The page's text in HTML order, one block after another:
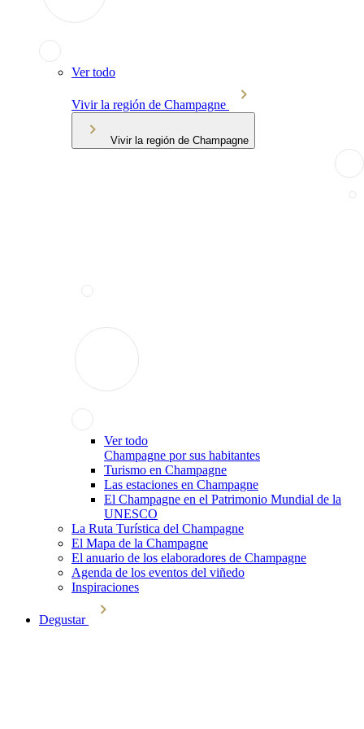
Ver todo
Vivir la región de Champagne
Vivir la región de Champagne
Ver todo
Champagne por sus habitantes
Turismo en Champagne
Las estaciones en Champagne
El Champagne en el Patrimonio Mundial de la
UNESCO
La Ruta Turística del Champagne
El Mapa de la Champagne
El anuario de los elaboradores de Champagne
Agenda de los eventos del viñedo
Inspiraciones
Degustar